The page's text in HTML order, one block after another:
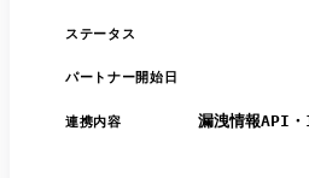
ステータス
パートナー開始日
連携内容 漏洩情報API・